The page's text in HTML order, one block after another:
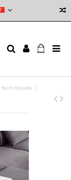
ferro forjado